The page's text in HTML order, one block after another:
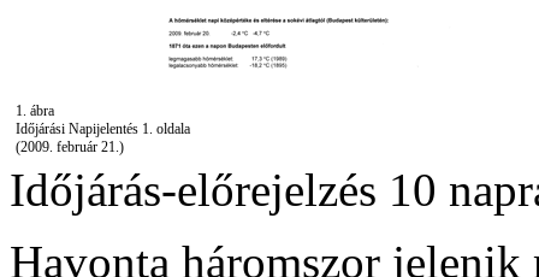
1. ábra
Időjárási Napijelentés 1. oldala
(2009. február 21.)
Időjárás-előrejelzés 10
Havonta háromszor